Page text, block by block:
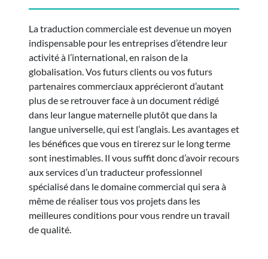
La traduction commerciale est devenue un moyen
indispensable pour les entreprises d’étendre leur
activité à l’international, en raison de la
globalisation. Vos futurs clients ou vos futurs
partenaires commerciaux apprécieront d’autant
plus de se retrouver face à un document rédigé
dans leur langue maternelle plutôt que dans la
langue universelle, qui est l’anglais. Les avantages et
les bénéfices que vous en tirerez sur le long terme
sont inestimables. Il vous suffit donc d’avoir recours
aux services d’un traducteur professionnel
spécialisé dans le domaine commercial qui sera à
même de réaliser tous vos projets dans les
meilleures conditions pour vous rendre un travail
de qualité.